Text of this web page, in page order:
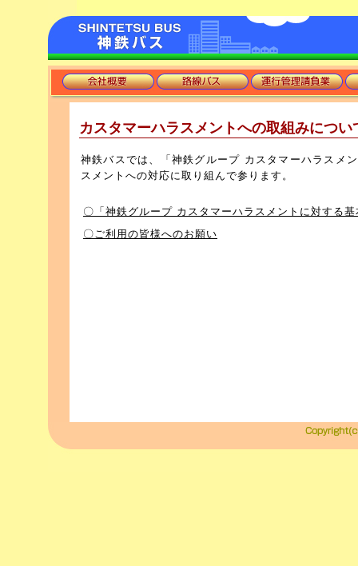
カスタマーハラスメントへの取組みについ
神鉄バスでは、「神鉄グループ カスタマーハラスメ
スメントへの対応に取り組んで参ります。
〇「神鉄グループ カスタマーハラスメントに対する
〇ご利用の皆様へのお願い